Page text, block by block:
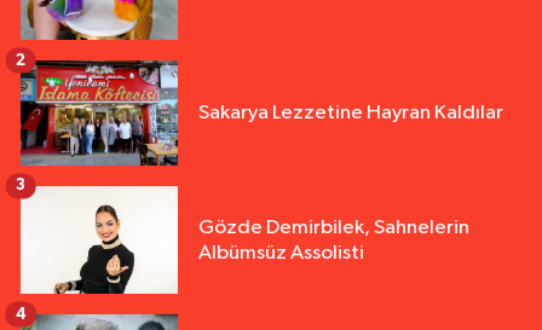
Sakarya Lezzetine Hayran Kaldılar
2
Gözde Demirbilek, Sahnelerin
Albümsüz Assolisti
3
4